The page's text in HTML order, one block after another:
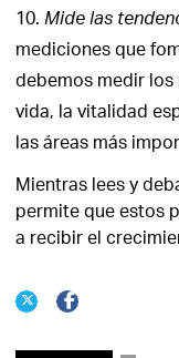
10.Mide las
mediciones que
debemos medir
vida, la vitalidad
las áreas más
Mientras lees y
permite que estos
a recibir el